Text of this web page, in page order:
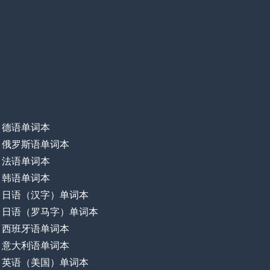
德语单词本
俄罗斯语单词本
法语单词本
韩语单词本
日语（汉字）单词本
日语（罗马字）单词本
西班牙语单词本
意大利语单词本
英语（美国）单词本